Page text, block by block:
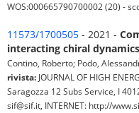
WOS:000665790700002 (20) -
11573/1700505 - 2021 -
interacting chiral dynamics
Contino, Roberto; Podo,
rivista: JOURNAL OF HIGH
Saragozza 12 Subs Service, I
sif@sif.it, INTERNET: http://